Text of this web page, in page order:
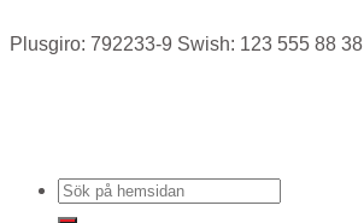
Plusgiro: 792233-9 Swish: 123 555 88 38